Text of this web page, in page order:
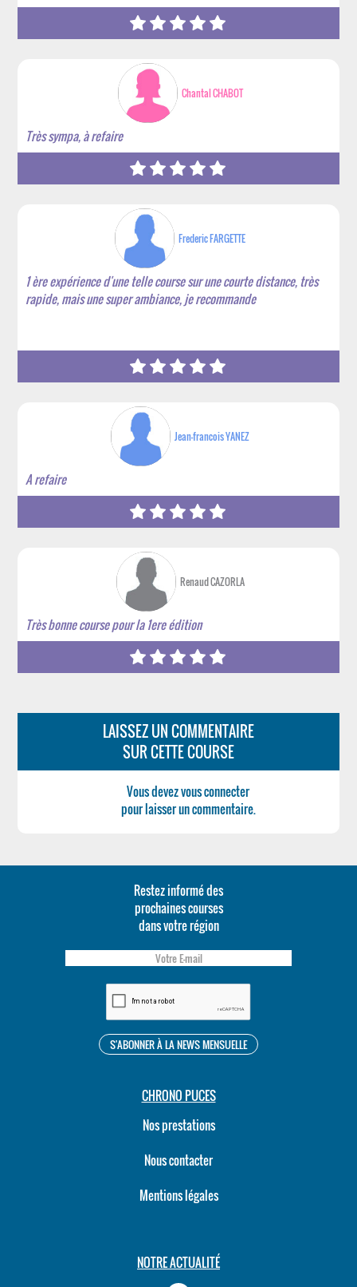
Chantal CHABOT
Très sympa, à refaire
Frederic FARGETTE
1 ère expérience d'une telle course sur une courte distance, très
rapide, mais une super ambiance, je recommande
Jean-francois YANEZ
A refaire
Renaud CAZORLA
Très bonne course pour la 1ere édition
LAISSEZ UN COMMENTAIRE
SUR CETTE COURSE
Vous devez vous connecter
pour laisser un commentaire.
Restez informé des
prochaines courses
dans votre région
CHRONO PUCES
Nos prestations
Nous contacter
Mentions légales
NOTRE ACTUALITÉ